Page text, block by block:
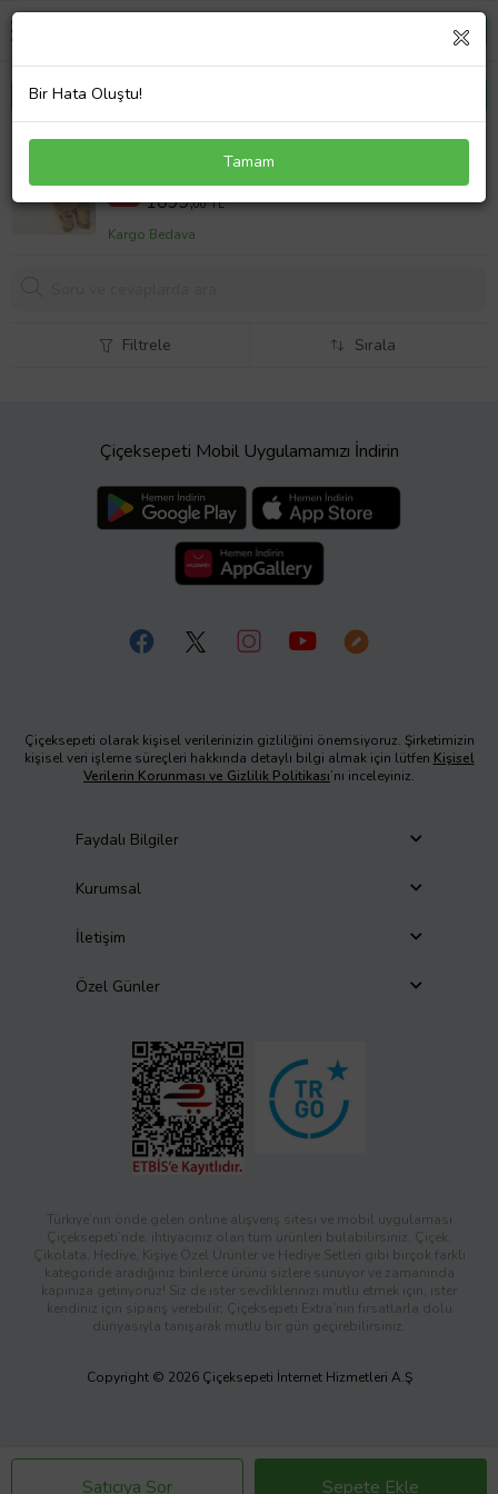
ROKEFF BEBEK PELUŞ TULUM 0-6 AY (Bej)
%15 1299,00 TL
1099,00 TL
Kargo Bedava
Satıcıya Sor Sepete Ekle
Filtrele Sırala
Çiçeksepeti Mobil Uygulamamızı İndirin
Çiçeksepeti olarak kişisel verilerinizin gizliliğini önemsiyoruz. Şirketimizin
kişisel veri işleme süreçleri hakkında detaylı bilgi almak için lütfen Kişisel
Verilerin Korunması ve Gizlilik Politikası’nı inceleyiniz.
Faydalı Bilgiler
Kurumsal
İletişim
Özel Günler
Türkiye’nin önde gelen online alışveriş sitesi ve mobil uygulaması
Çiçeksepeti’nde, ihtiyacınız olan tüm ürünleri bulabilirsiniz. Çiçek,
Çikolata, Hediye, Kişiye Özel Ürünler ve Hediye Setleri gibi birçok farklı
kategoride aradığınız binlerce ürünü sizlere sunuyor ve zamanında
kapınıza getiriyoruz! Siz de ister sevdiklerinizi mutlu etmek için, ister
kendiniz için sipariş verebilir; Çiçeksepeti Extra’nın fırsatlarla dolu
dünyasıyla tanışarak mutlu bir gün geçirebilirsiniz.
Copyright © 2026 Çiçeksepeti İnternet Hizmetleri A.Ş
Bir Hata Oluştu!
Tamam